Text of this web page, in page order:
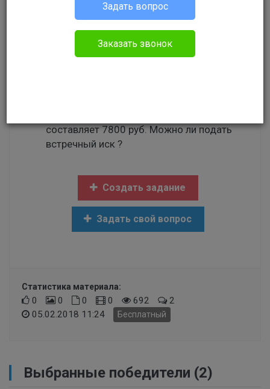
Здравствуйте. Пришло письмо с суда.
составляет 7800 руб. Можно ли подать
встречный иск ?
Создать задание
Задать свой вопрос
Статистика материала:
0 0 0 0 692
2
05.02.2018 11:24
Бесплатный
Выбранные победители (2)
Задать вопрос
Заказать звонок